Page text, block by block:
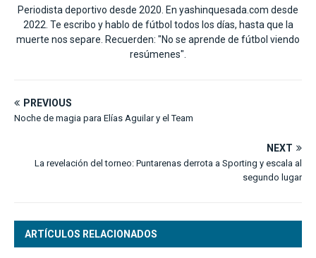
Periodista deportivo desde 2020. En yashinquesada.com desde
2022. Te escribo y hablo de fútbol todos los días, hasta que la
muerte nos separe. Recuerden: "No se aprende de fútbol viendo
resúmenes".
PREVIOUS
Noche de magia para Elías Aguilar y el Team
NEXT
La revelación del torneo: Puntarenas derrota a Sporting y escala al
segundo lugar
ARTÍCULOS RELACIONADOS